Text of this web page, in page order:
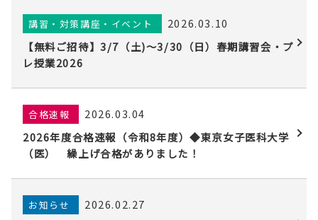
講習・対策講座・イベント
2026.03.10
【無料ご招待】3/7（土)〜3/30（日）春期講習会・プ
レ授業2026
合格速報
2026.03.04
2026年度合格速報（令和8年度）◆東京女子医科大学
（医） 繰上げ合格がありました！
お知らせ
2026.02.27